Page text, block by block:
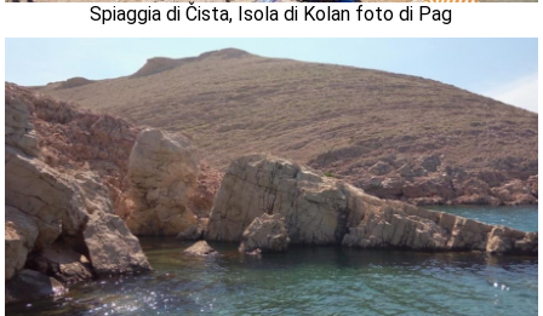
Spiaggia di Čista, Isola di Kolan foto di Pag